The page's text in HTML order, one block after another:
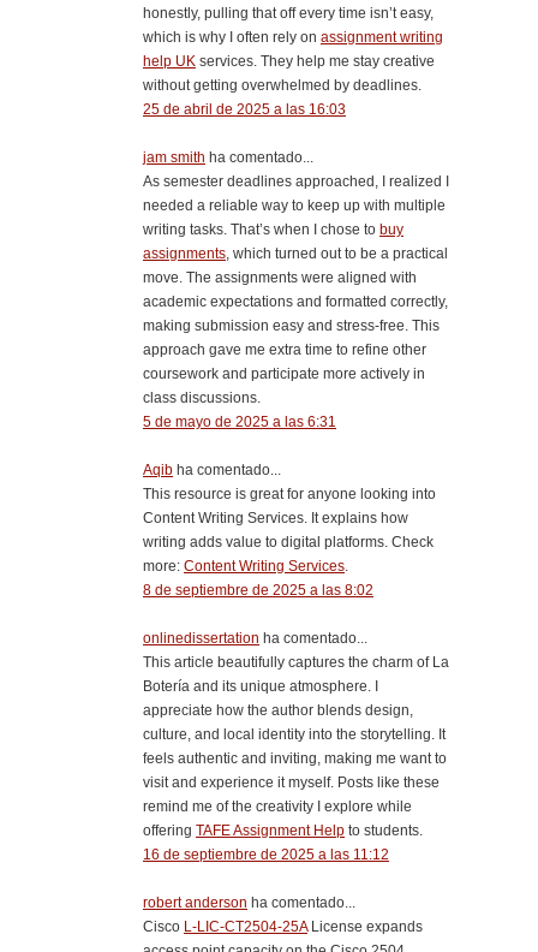
honestly, pulling that off every time isn’t easy,
which is why I often rely on assignment writing
help UK services. They help me stay creative
without getting overwhelmed by deadlines.
25 de abril de 2025 a las 16:03
jam smith ha comentado...
As semester deadlines approached, I realized I
needed a reliable way to keep up with multiple
writing tasks. That’s when I chose to buy
assignments, which turned out to be a practical
move. The assignments were aligned with
academic expectations and formatted correctly,
making submission easy and stress-free. This
approach gave me extra time to refine other
coursework and participate more actively in
class discussions.
5 de mayo de 2025 a las 6:31
Aqib ha comentado...
This resource is great for anyone looking into
Content Writing Services. It explains how
writing adds value to digital platforms. Check
more: Content Writing Services.
8 de septiembre de 2025 a las 8:02
onlinedissertation ha comentado...
This article beautifully captures the charm of La
Botería and its unique atmosphere. I
appreciate how the author blends design,
culture, and local identity into the storytelling. It
feels authentic and inviting, making me want to
visit and experience it myself. Posts like these
remind me of the creativity I explore while
offering TAFE Assignment Help to students.
16 de septiembre de 2025 a las 11:12
robert anderson ha comentado...
Cisco L-LIC-CT2504-25ALicense expands